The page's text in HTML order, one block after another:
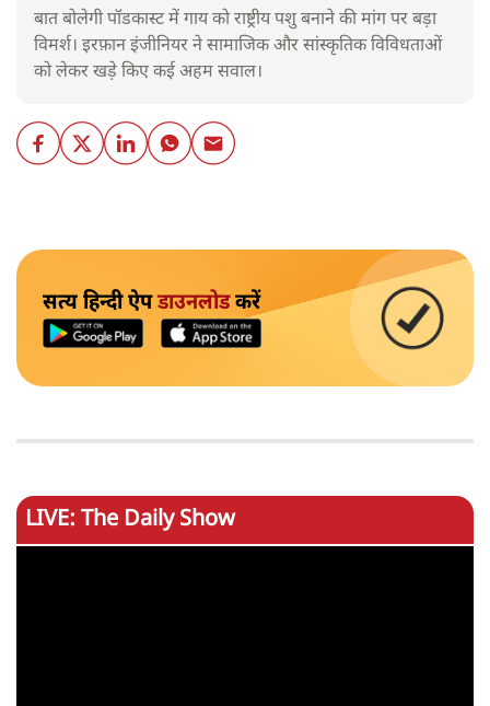
बात बोलेगी पॉडकास्ट में गाय को राष्ट्रीय पशु बनाने की मांग पर बड़ा
विमर्श। इरफ़ान इंजीनियर ने सामाजिक और सांस्कृतिक विविधताओं
को लेकर खड़े किए कई अहम सवाल।
सत्य हिन्दी ऐपडाउनलोडकरें
LIVE: The Daily Show